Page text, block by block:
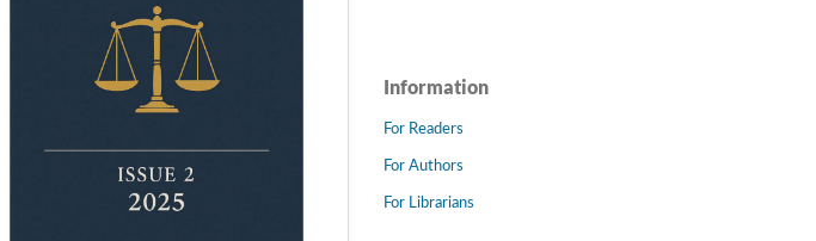
Information
For Readers
For Authors
For Librarians